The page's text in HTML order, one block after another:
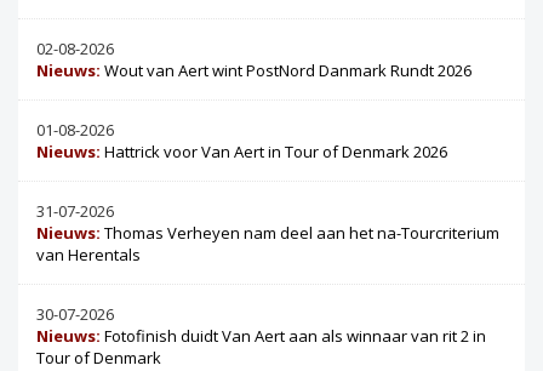
02-08-2026
Nieuws: Wout van Aert wint PostNord Danmark Rundt 2026
01-08-2026
Nieuws: Hattrick voor Van Aert in Tour of Denmark 2026
31-07-2026
Nieuws: Thomas Verheyen nam deel aan het na-Tourcriterium
van Herentals
30-07-2026
Nieuws: Fotofinish duidt Van Aert aan als winnaar van rit 2 in
Tour of Denmark